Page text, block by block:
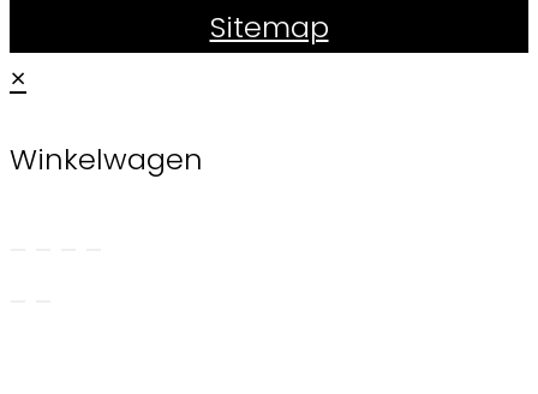
Sitemap
×
Winkelwagen